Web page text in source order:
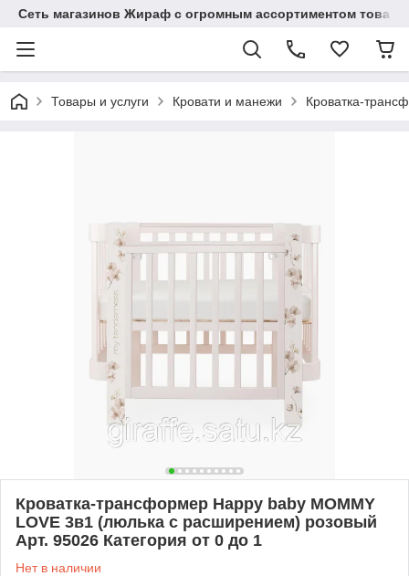
Сеть магазинов Жираф с огромным ассортиментом
Товары и услуги Кровати и манежи Кроватка-
Кроватка-трансформер Happy baby MOMMY
LOVE 3в1 (люлька с расширением) розовый
Арт. 95026 Категория от 0 до 1
Нет в наличии